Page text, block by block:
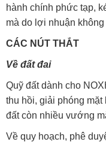
hành chính phức tạp,
mà do lợi nhuận
CÁC NÚT THẮT
Về đất đai
Quỹ đất dành cho
thu hồi, giải phóng
đất còn nhiều vướng
Về quy hoạch, phê